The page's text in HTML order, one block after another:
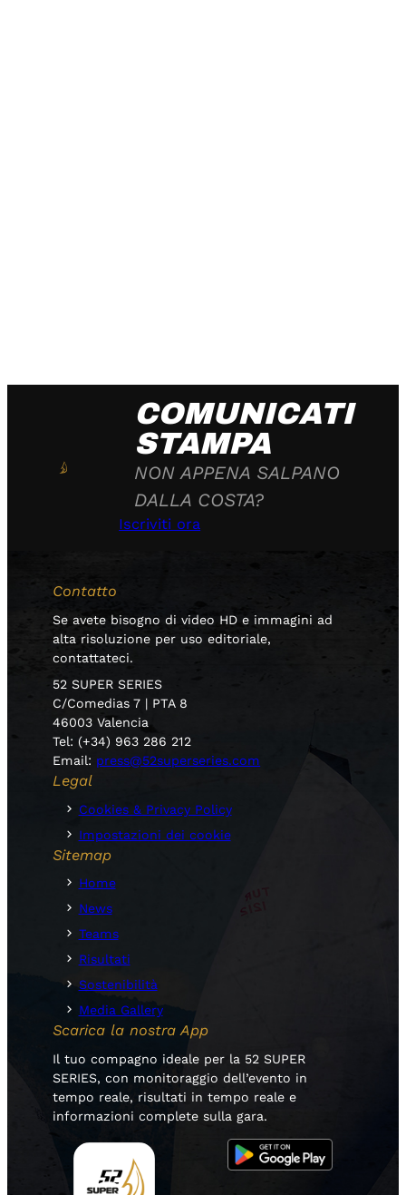
COMUNICATI
STAMPA
NON APPENA SALPANO
DALLA COSTA?
Iscriviti ora
Contatto
Se avete bisogno di video HD e immagini ad
alta risoluzione per uso editoriale,
contattateci.
52 SUPER SERIES
C/Comedias 7 | PTA 8
46003 Valencia
Tel: (+34) 963 286 212
Email: press@52superseries.com
Legal
Cookies & Privacy Policy
Impostazioni dei cookie
Sitemap
Home
News
Teams
Risultati
Sostenibilità
Media Gallery
Scarica la nostra App
Il tuo compagno ideale per la 52 SUPER
SERIES, con monitoraggio dell’evento in
tempo reale, risultati in tempo reale e
informazioni complete sulla gara.